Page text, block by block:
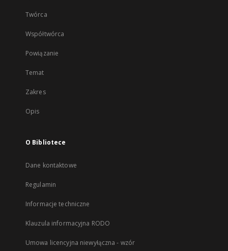
Twórca
Współtwórca
Powiązanie
Temat
Zakres
Opis
O Bibliotece
Dane kontaktowe
Regulamin
Informacje techniczne
Klauzula informacyjna RODO
Umowa licencyjna niewyłączna - wzór